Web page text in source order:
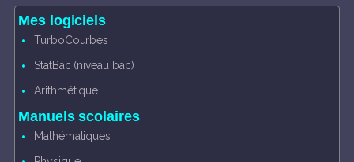
Mes logiciels
TurboCourbes
StatBac (niveau bac)
Arithmétique
Manuels scolaires
Mathématiques